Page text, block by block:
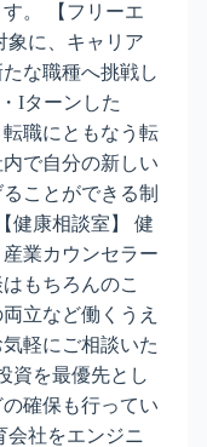
。 【フリーエ
象に、キャリア
な職種へ挑戦し
Iターンした
職にともなう転
で自分の新しい
ことができる制
健康相談室】 健
業カウンセラー
もちろんのこ
立など働くうえ
軽にご相談いた
資を最優先とし
確保も行ってい
会社をエンジニ